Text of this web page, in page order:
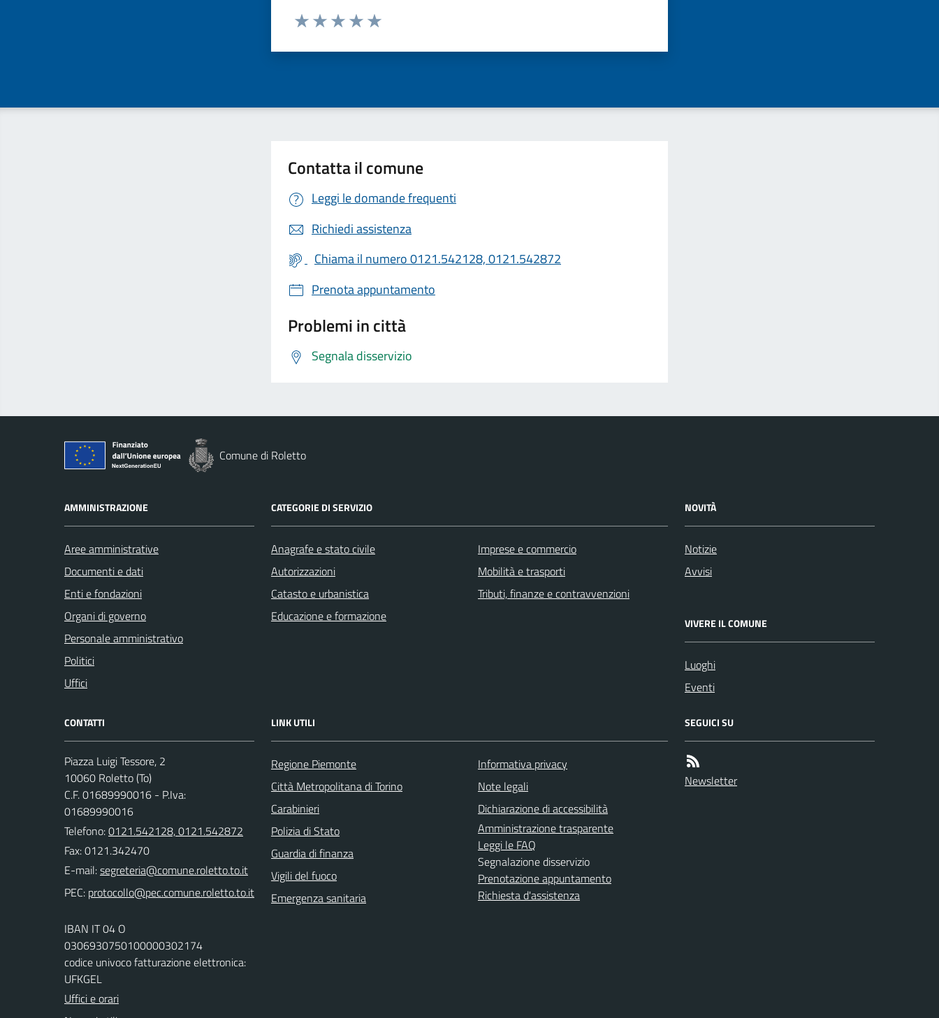
Valuta da 1 a 5 stelle la pagina
Contatta il comune
Leggi le domande frequenti
Richiedi assistenza
Chiama il numero 0121.542128, 0121.542872
Prenota appuntamento
Problemi in città
Segnala disservizio
Comune di Roletto
AMMINISTRAZIONE
Aree amministrative
Documenti e dati
Enti e fondazioni
Organi di governo
Personale amministrativo
Politici
Uffici
CATEGORIE DI SERVIZIO
Anagrafe e stato civile
Autorizzazioni
Catasto e urbanistica
Educazione e formazione
Imprese e commercio
Mobilità e trasporti
Tributi, finanze e contravvenzioni
NOVITÀ
Notizie
Avvisi
VIVERE IL COMUNE
Luoghi
Eventi
CONTATTI
Piazza Luigi Tessore, 2
10060 Roletto (To)
C.F. 01689990016 - P.Iva:
01689990016
Telefono:0121.542128, 0121.542872
Fax: 0121.342470
E-mail:
PEC:
IBAN IT 04 O
0306930750100000302174
codice univoco fatturazione elettronica:
UFKGEL
Uffici e orari
LINK UTILI
Regione Piemonte
Città Metropolitana di Torino
Carabinieri
Polizia di Stato
Guardia di finanza
Vigili del fuoco
Emergenza sanitaria
Informativa privacy
Note legali
Dichiarazione di accessibilità
Amministrazione trasparente
Leggi le FAQ
Segnalazione disservizio
Prenotazione appuntamento
Richiesta d'assistenza
SEGUICI SU
Newsletter